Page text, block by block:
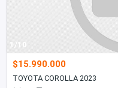
1/10
$15.990.000
TOYOTA COROLLA 2023